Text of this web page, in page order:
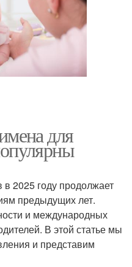
для
2025 году продолжает
предыдущих лет.
и международных
В этой статье мы
и представим